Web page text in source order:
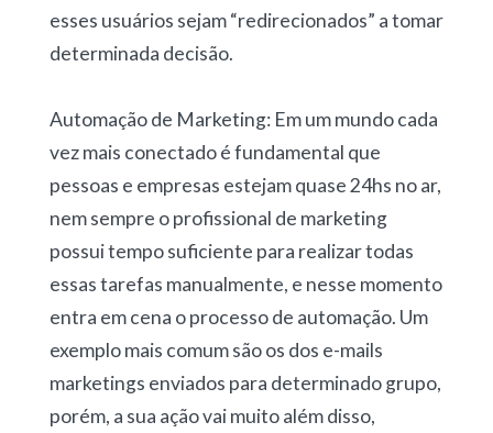
esses usuários sejam “redirecionados” a tomar
determinada decisão.
Automação de Marketing: Em um mundo cada
vez mais conectado é fundamental que
pessoas e empresas estejam quase 24hs no ar,
nem sempre o profissional de marketing
possui tempo suficiente para realizar todas
essas tarefas manualmente, e nesse momento
entra em cena o processo de automação. Um
exemplo mais comum são os dos e-mails
marketings enviados para determinado grupo,
porém, a sua ação vai muito além disso,